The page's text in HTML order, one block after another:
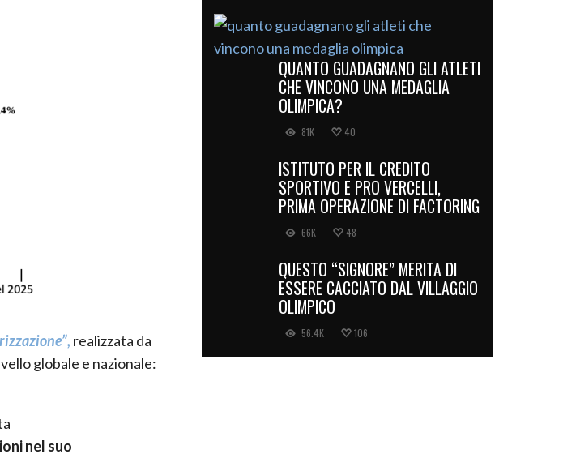
realizzata da
globale e nazionale:
nel suo
QUANTO GUADAGNANO GLI ATLETI
CHE VINCONO UNA MEDAGLIA
OLIMPICA?
81K 40
ISTITUTO PER IL CREDITO
SPORTIVO E PRO VERCELLI,
PRIMA OPERAZIONE DI FACTORING
66K 48
QUESTO “SIGNORE” MERITA DI
ESSERE CACCIATO DAL VILLAGGIO
OLIMPICO
56.4K 106